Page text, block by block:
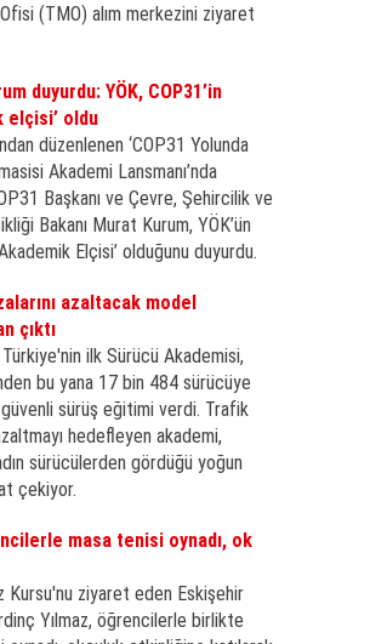
(TMO) alım merkezini ziyaret
duyurdu: YÖK, COP31’in
elçisi’ oldu
düzenlenen ‘COP31 Yolunda
Akademi Lansmanı’nda
Başkanı ve Çevre, Şehircilik ve
Bakanı Murat Kurum, YÖK’ün
Elçisi’ olduğunu duyurdu.
azaltacak model
çıktı
ilk Sürücü Akademisi,
bu yana 17 bin 484 sürücüye
güvenli sürüş eğitimi verdi. Trafik
hedefleyen akademi,
sürücülerden gördüğü yoğun
çekiyor.
masa tenisi oynadı, ok
Kursu'nu ziyaret eden Eskişehir
Yılmaz, öğrencilerle birlikte